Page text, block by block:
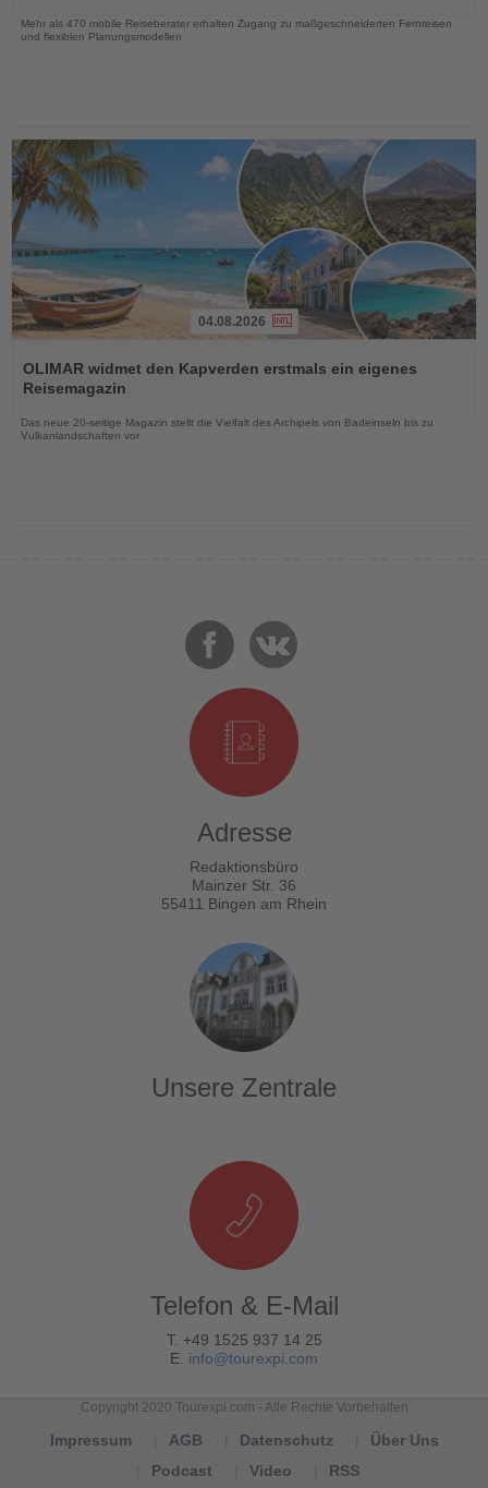
Mehr als 470 mobile Reiseberater erhalten Zugang zu maßgeschneiderten Fernreisen
und flexiblen Planungsmodellen
Sie
die
Nachrichten
04.08.2026
OLIMAR widmet den Kapverden erstmals ein eigenes
Reisemagazin
Das neue 20-seitige Magazin stellt die Vielfalt des Archipels von Badeinseln bis zu
Vulkanlandschaften vor
Adresse
Redaktionsbüro
Mainzer Str. 36
55411 Bingen am Rhein
Unsere Zentrale
Telefon & E-Mail
T. +49 1525 937 14 25
E. info@tourexpi.com
Copyright 2020 Tourexpi.com - Alle Rechte Vorbehalten
Impressum AGB Datenschutz
Über Uns
Podcast
Video RSS